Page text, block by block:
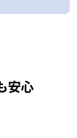
安心